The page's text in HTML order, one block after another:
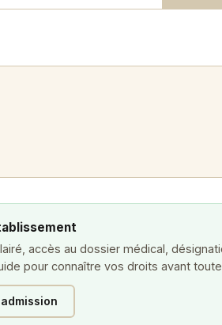
accès au dossier médical,
pour connaître vos droits avant